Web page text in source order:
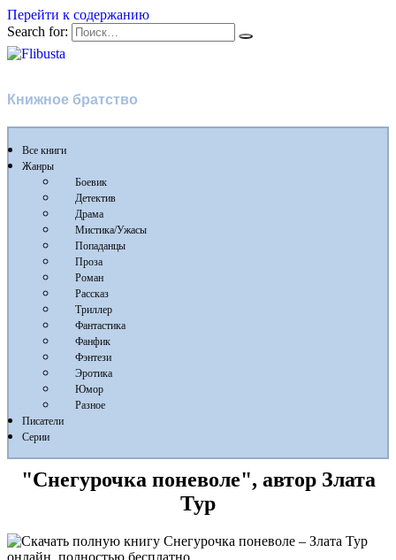
Перейти к содержанию
Search for:
Книжное братство
Все книги
Жанры
Боевик
Детектив
Драма
Мистика/Ужасы
Попаданцы
Проза
Роман
Рассказ
Триллер
Фантастика
Фанфик
Фэнтези
Эротика
Юмор
Разное
Писатели
Серии
"Снегурочка поневоле", автор Злата
Тур